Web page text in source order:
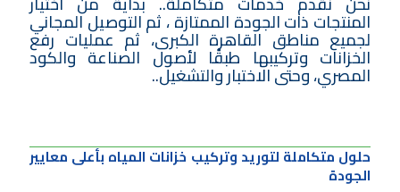
المنتجات ذات الجودة الممتازة ، ثم التوصيل المجاني
لجميع مناطق القاهرة الكبرى، ثم عمليات رفع
الخزانات وتركيبها طبقًا لأصول الصناعة والكود
المصري، وحتى الاختبار والتشغيل..
حلول متكاملة لتوريد وتركيب خزانات المياه بأعلى معايير
الجودة